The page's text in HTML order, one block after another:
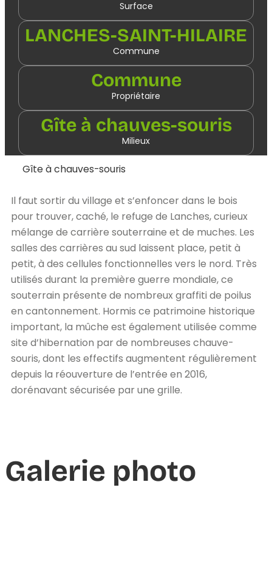
Surface
LANCHES-SAINT-HILAIRE
Commune
Commune
Propriétaire
Gîte à chauves-souris
Milieux
Gîte à chauves-souris
Il faut sortir du village et s’enfoncer dans le bois
pour trouver, caché, le refuge de Lanches, curieux
mélange de carrière souterraine et de muches. Les
salles des carrières au sud laissent place, petit à
petit, à des cellules fonctionnelles vers le nord. Très
utilisés durant la première guerre mondiale, ce
souterrain présente de nombreux graffiti de poilus
en cantonnement. Hormis ce patrimoine historique
important, la mûche est également utilisée comme
site d’hibernation par de nombreuses chauve-
souris, dont les effectifs augmentent régulièrement
depuis la réouverture de l’entrée en 2016,
dorénavant sécurisée par une grille.
Galerie photo